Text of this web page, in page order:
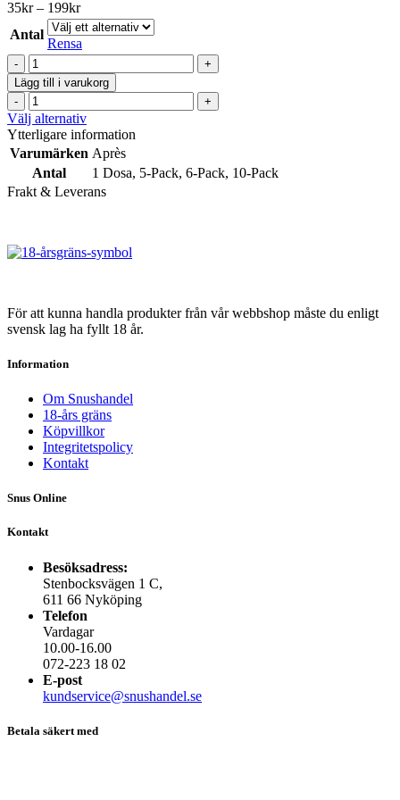
De
olika
väljas
på
produktsidan
35kr – 199krPrisintervall:
35kr
till
199kr
Antal
Rensa
Après
Pink
Spritz
Hypèr
Strong
#5
mängd
Lägg till i varukorg
Après
Pink
Spritz
Hypèr
Strong
#5
mängd
Välj alternativDen
här
produkten
har
flera
varianter.
alternativen
kan
produktsidan
Ytterligare information
Varumärken Après
Antal
1 Dosa, 5-Pack, 6-Pack, 10-Pack
Frakt & Leverans
För att kunna handla produkter från vår webbshop måste du enligt
svensk lag ha fyllt 18 år.
Information
Om Snushandel
18-års gräns
Köpvillkor
Integritetspolicy
Kontakt
Snus Online
Kontakt
Besöksadress:
Stenbocksvägen 1 C,
611 66 Nyköping
Telefon
Vardagar
10.00-16.00
072-223 18 02
E-post
kundservice@snushandel.se
Betala säkert med